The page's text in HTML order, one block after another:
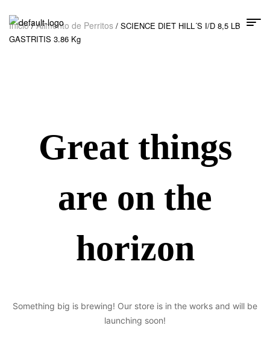
Inicio/Alimento de Perritos / SCIENCE DIET HILL´S I/D 8,5 LB
GASTRITIS 3.86 Kg
Great things
are on the
horizon
Something big is brewing! Our store is in the works and will be
launching soon!